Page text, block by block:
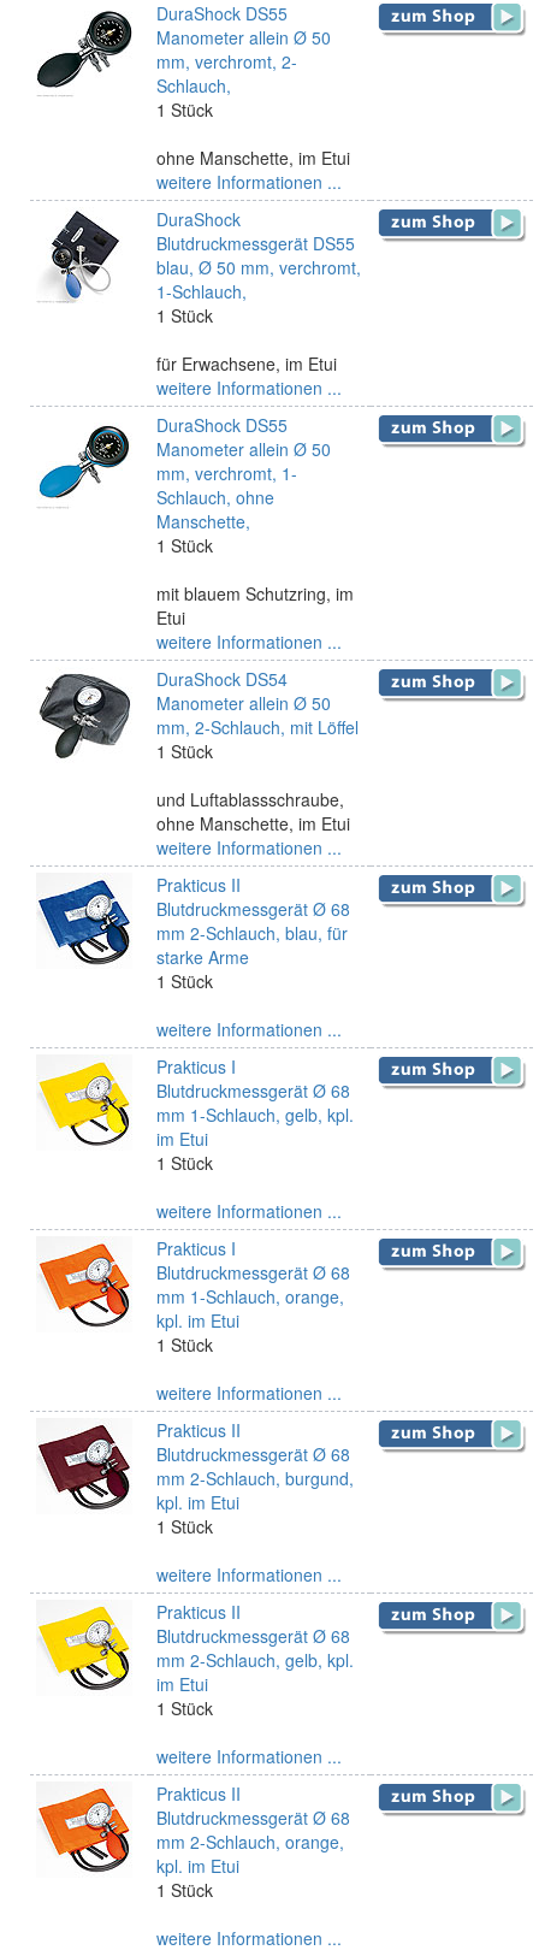
DuraShock DS55
Manometer allein Ø 50
mm, verchromt, 2-
Schlauch,
1 Stück
ohne Manschette, im Etui
weitere Informationen ...
DuraShock
Blutdruckmessgerät DS55
blau, Ø 50 mm, verchromt,
1-Schlauch,
1 Stück
für Erwachsene, im Etui
weitere Informationen ...
DuraShock DS55
Manometer allein Ø 50
mm, verchromt, 1-
Schlauch, ohne
Manschette,
1 Stück
mit blauem Schutzring, im
Etui
weitere Informationen ...
DuraShock DS54
Manometer allein Ø 50
mm, 2-Schlauch, mit Löffel
1 Stück
und Luftablassschraube,
ohne Manschette, im Etui
weitere Informationen ...
Prakticus II
Blutdruckmessgerät Ø 68
mm 2-Schlauch, blau, für
starke Arme
1 Stück
weitere Informationen ...
Prakticus I
Blutdruckmessgerät Ø 68
mm 1-Schlauch, gelb, kpl.
im Etui
1 Stück
weitere Informationen ...
Prakticus I
Blutdruckmessgerät Ø 68
mm 1-Schlauch, orange,
kpl. im Etui
1 Stück
weitere Informationen ...
Prakticus II
Blutdruckmessgerät Ø 68
mm 2-Schlauch, burgund,
kpl. im Etui
1 Stück
weitere Informationen ...
Prakticus II
Blutdruckmessgerät Ø 68
mm 2-Schlauch, gelb, kpl.
im Etui
1 Stück
weitere Informationen ...
Prakticus II
Blutdruckmessgerät Ø 68
mm 2-Schlauch, orange,
kpl. im Etui
1 Stück
weitere Informationen ...